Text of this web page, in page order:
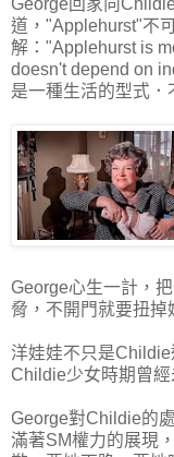
George回家向
道，"Applehurst"不
解："Applehurst is
doesn't depend on
是一種生活的型式
George心生一計，
脅，不開門就要扭掉
洋娃娃不只是
Childie少女時期曾經
George對Childie的
滿著SM權力的展現